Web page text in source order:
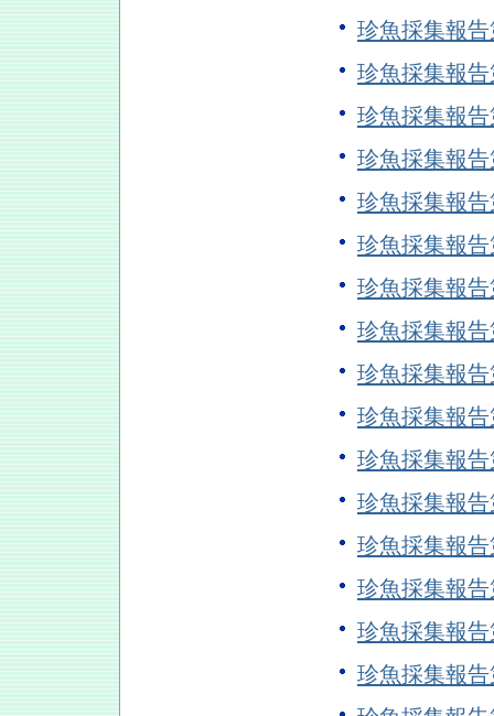
珍魚採集報
珍魚採集報
珍魚採集報
珍魚採集報
珍魚採集報
珍魚採集報
珍魚採集報
珍魚採集報
珍魚採集報
珍魚採集報
珍魚採集報
珍魚採集報
珍魚採集報
珍魚採集報
珍魚採集報
珍魚採集報